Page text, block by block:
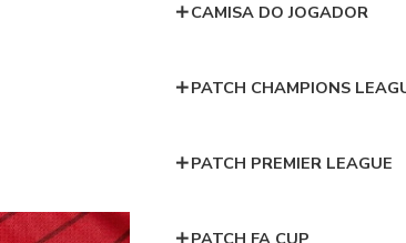
CAMISA DO JOGADOR
PATCH CHAMPIONS
PATCH PREMIER LEAGUE
PATCH FA CUP